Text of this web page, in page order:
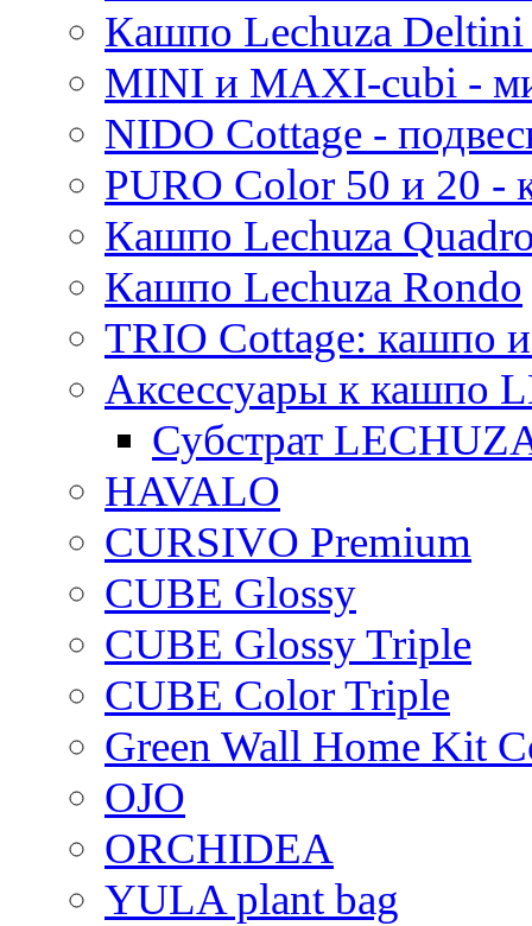
Кашпо Lechuza
MINI и MAXI-cubi -
NIDO Cottage -
PURO Color 50 и 20
Кашпо Lechuza
Кашпо Lechuza Rondo
TRIO Cottage: кашпо
Аксессуары к кашпо
Субстрат
HAVALO
CURSIVO Premium
CUBE Glossy
CUBE Glossy Triple
CUBE Color Triple
Green Wall Home Kit
OJO
ORCHIDEA
YULA plant bag